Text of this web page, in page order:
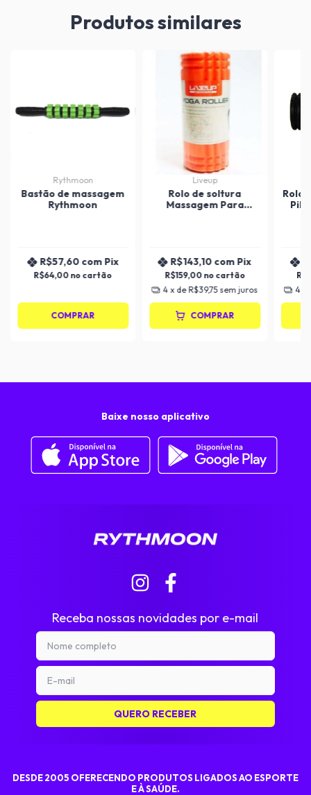
Produtos similares
Rythmoon
Bastão de massagem
Rythmoon
R$64,00
R$57,60 com Pix
COMPRAR
Liveup
Rolo de soltura
Massagem Para
R$159,00
R$143,10 com Pix
4 x de R$39,75 sem juros
COMPRAR
Rolo
4
Baixe nosso aplicativo
Receba nossas novidades por e-mail
DESDE 2005 OFERECENDO PRODUTOS LIGADOS AO ESPORTE
E À SAÚDE.